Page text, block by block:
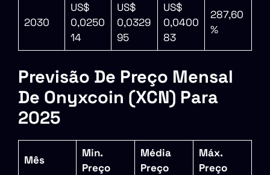
2030
US$
0,0250
14
US$
0,0329
95
US$
0,0400
83
287,60
%
Previsão De Preço Mensal
De Onyxcoin (XCN) Para
2025
Mês
Min.
Preço
Média
Preço
Máx.
Preço